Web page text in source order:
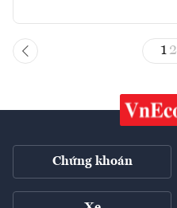
1 2
Chứng khoán